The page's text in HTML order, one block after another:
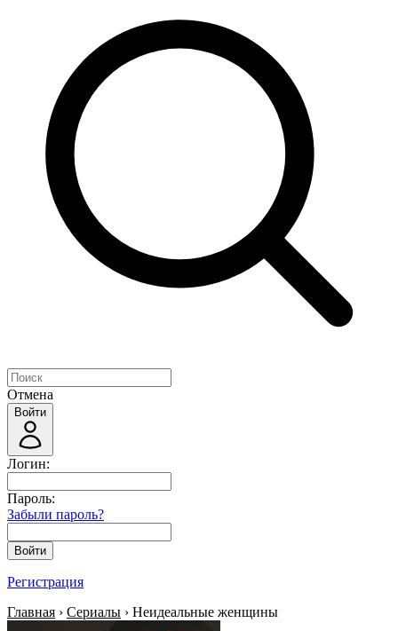
Отмена
Войти
Логин:
Пароль:
Забыли пароль?
Войти
Регистрация
Главная › Сериалы › Неидеальные женщины